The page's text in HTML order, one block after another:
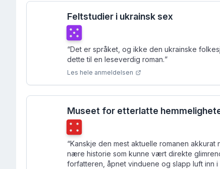
Feltstudier i ukrainsk sex
Terningkast
“Det er språket, og ikke den ukrainske
dette til en leseverdig roman.”
Les hele anmeldelsen
Museet for etterlatte
Terningkast
“Kanskje den mest aktuelle romanen akkurat
nære historie som kunne vært direkte
forfatteren, åpnet vinduene og slapp luft inn i